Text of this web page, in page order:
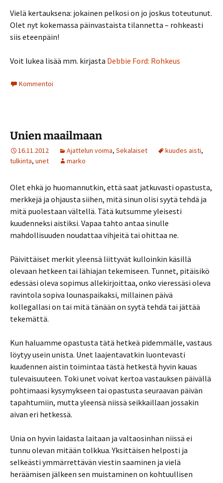
Vielä kertauksena: jokainen pelkosi on jo joskus toteutunut.
Olet nyt kokemassa päinvastaista tilannetta – rohkeasti
siis eteenpäin!
Voit lukea lisää mm. kirjasta Debbie Ford: Rohkeus
Kommentoi
Unien maailmaan
16.11.2012 Ajattelun voima, Sekalaiset kuudes aisti,
tulkinta, unet marko
Olet ehkä jo huomannutkin, että saat jatkuvasti opastusta,
merkkejä ja ohjausta siihen, mitä sinun olisi syytä tehdä ja
mitä puolestaan vältellä. Tätä kutsumme yleisesti
kuudenneksi aistiksi. Vapaa tahto antaa sinulle
mahdollisuuden noudattaa vihjeitä tai ohittaa ne.
Päivittäiset merkit yleensä liittyvät kulloinkin käsillä
olevaan hetkeen tai lähiajan tekemiseen. Tunnet, pitäisikö
edessäsi oleva sopimus allekirjoittaa, onko vieressäsi oleva
ravintola sopiva lounaspaikaksi, millainen päivä
kollegallasi on tai mitä tänään on syytä tehdä tai jättää
tekemättä.
Kun haluamme opastusta tätä hetkeä pidemmälle, vastaus
löytyy usein unista. Unet laajentavatkin luontevasti
kuudennen aistin toimintaa tästä hetkestä hyvin kauas
tulevaisuuteen. Toki unet voivat kertoa vastauksen päivällä
pohtimaasi kysymykseen tai opastusta seuraavan päivän
tapahtumiin, mutta yleensä niissä seikkaillaan jossakin
aivan eri hetkessä.
Unia on hyvin laidasta laitaan ja valtaosinhan niissä ei
tunnu olevan mitään tolkkua. Yksittäisen helposti ja
selkeästi ymmärrettävän viestin saaminen ja vielä
heräämisen jälkeen sen muistaminen on kohtuullisen